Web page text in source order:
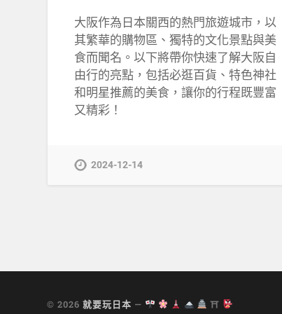
大阪作為日本關西的熱門旅遊城市，以
其繁華的購物區、獨特的文化景點與美
食而聞名。以下將帶你快速了解大阪自
由行的亮點，包括必逛百貨、特色神社
和明星推薦的美食，讓你的行程既豐富
又精彩！
2024-12-14
© 2026就要玩日本 — ⛩